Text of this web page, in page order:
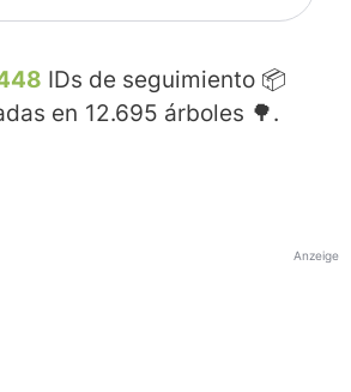
IDs de seguimiento 📦
en 12.695 árboles 🌳.
Anzeige